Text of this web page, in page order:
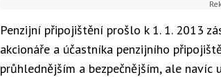
Penzijní připojištění prošlo k 1. 1. 2013
akcionáře a účastníka penzijního
průhlednějším a bezpečnějším, ale